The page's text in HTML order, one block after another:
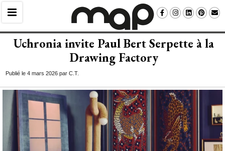
Uchronia invite Paul Bert Serpette à la
Drawing Factory
Publié le 4 mars 2026 par C.T.